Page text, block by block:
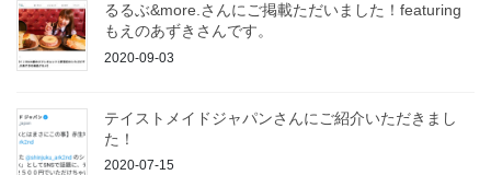
るるぶ&more.さんにご掲載ただいました！featuring
もえのあずきさんです。
2020-09-03
テイストメイドジャパンさんにご紹介いただきまし
た！
2020-07-15